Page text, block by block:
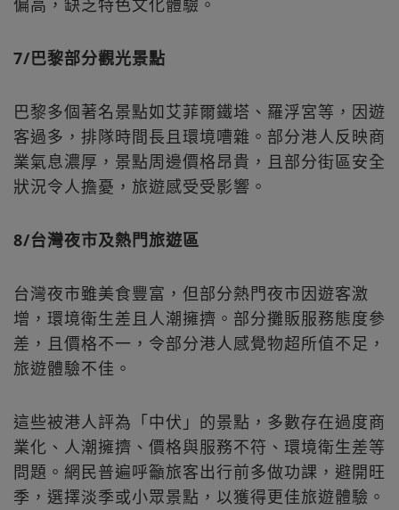
偏高，缺乏特色文化體驗。
7/巴黎部分觀光景點
巴黎多個著名景點如艾菲爾鐵塔、羅浮宮等，因遊
客過多，排隊時間長且環境嘈雜。部分港人反映商
業氣息濃厚，景點周邊價格昂貴，且部分街區安全
狀況令人擔憂，旅遊感受受影響。
8/台灣夜市及熱門旅遊區
台灣夜市雖美食豐富，但部分熱門夜市因遊客激
增，環境衛生差且人潮擁擠。部分攤販服務態度參
差，且價格不一，令部分港人感覺物超所值不足，
旅遊體驗不佳。
這些被港人評為「中伏」的景點，多數存在過度商
業化、人潮擁擠、價格與服務不符、環境衛生差等
問題。網民普遍呼籲旅客出行前多做功課，避開旺
季，選擇淡季或小眾景點，以獲得更佳旅遊體驗。